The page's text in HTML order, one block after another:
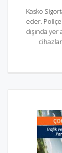
Kasko
eder.
dışında